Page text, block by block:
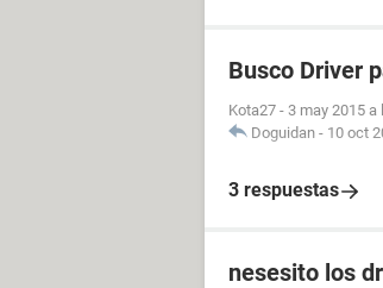
Busco Driver
Kota27 - 3 may 2015 a
Doguidan - 10 oct
3 respuestas
nesesito los